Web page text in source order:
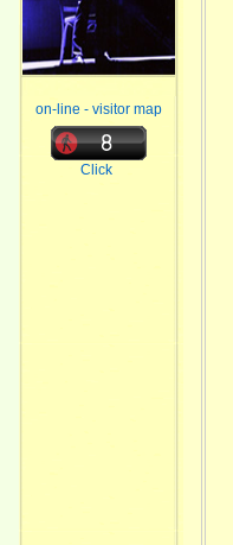
on-line - visitor map
Click